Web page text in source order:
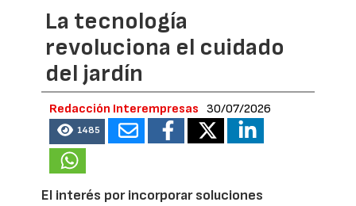
La tecnología
revoluciona el cuidado
del jardín
Redacción Interempresas 30/07/2026
1485
El interés por incorporar soluciones